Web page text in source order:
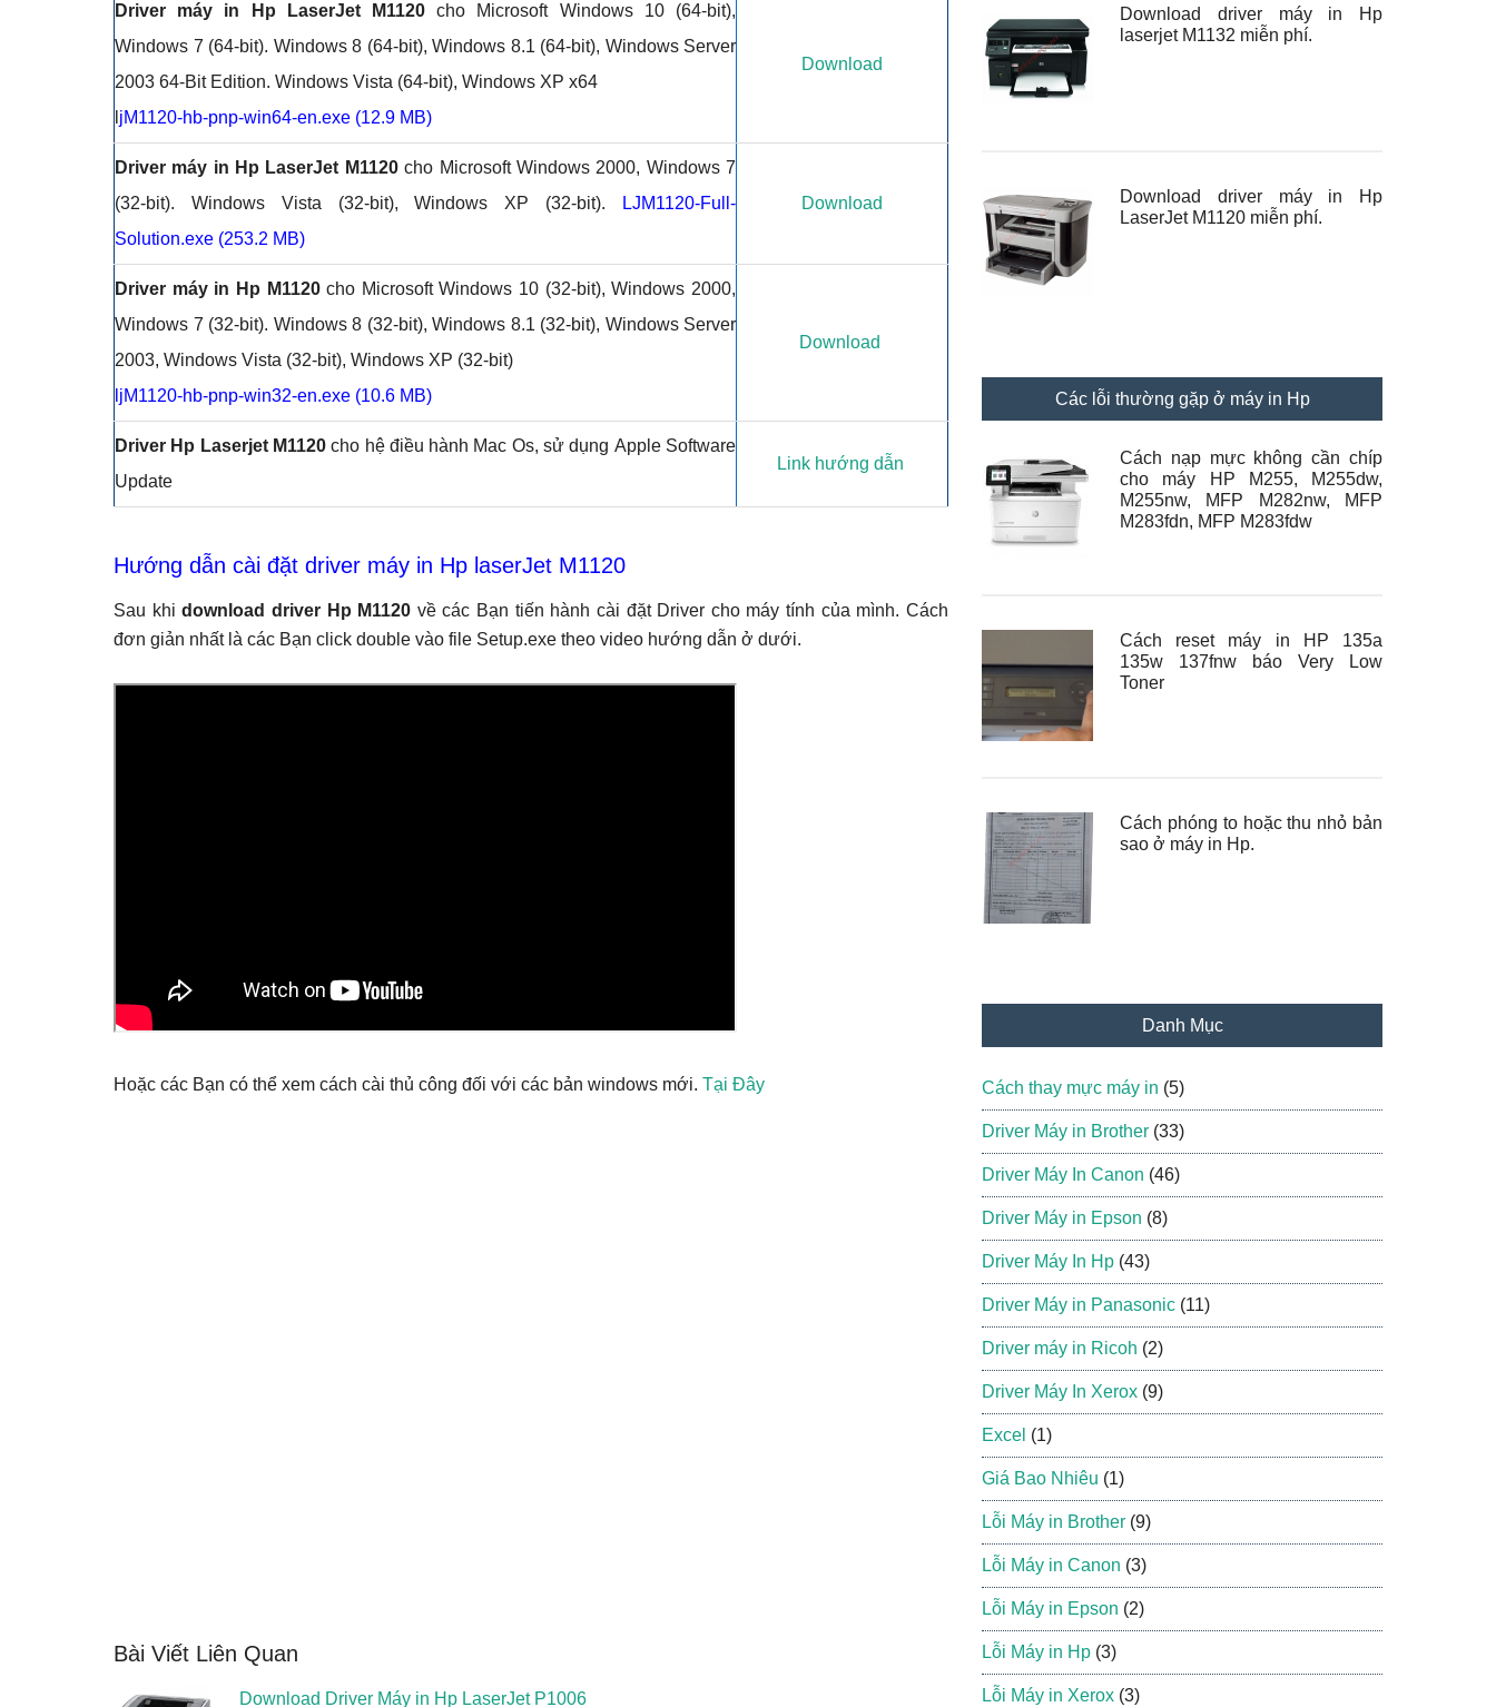
Driver máy in Hp LaserJet M1120 cho Microsoft Windows 10 (64-bit),
Windows 7 (64-bit). Windows 8 (64-bit), Windows 8.1 (64-bit), Windows Server
2003 64-Bit Edition. Windows Vista (64-bit), Windows XP x64
jM1120-hb-pnp-win64-en.exe (12.9 MB)
Download
Driver máy in Hp LaserJet M1120cho Microsoft Windows 2000, Windows 7
(32-bit). Windows Vista (32-bit), Windows XP (32-bit).
LJM1120-Full-
Solution.exe (253.2 MB)
Download
Driver máy in Hp M1120cho Microsoft Windows 10 (32-bit), Windows 2000,
Windows 7 (32-bit). Windows 8 (32-bit), Windows 8.1 (32-bit), Windows Server
2003, Windows Vista (32-bit), Windows XP (32-bit)
ljM1120-hb-pnp-win32-en.exe (10.6 MB)
Download
Driver Hp Laserjet M1120cho hệ điều hành Mac Os, sử dụng Apple Software
Update
Link hướng dẫn
Hướng dẫn cài đặt driver máy in Hp laserJet M1120
Sau khidownload driver Hp M1120 về các Bạn tiến hành cài đặt Driver cho máy tính của mình. Cách
đơn giản nhất là các Bạn click double vào file Setup.exe theo video hướng dẫn ở dưới.
Hoặc các Bạn có thể xem cách cài thủ công đối với các bản windows mới. Tại Đây
Bài Viết Liên Quan
Download Driver Máy in Hp LaserJet P1006
Download driver máy in Hp
laserjet M1132 miễn phí.
Download driver máy in Hp
LaserJet M1120 miễn phí.
Các lỗi thường gặp ở máy in Hp
Cách nạp mực không cần chíp
cho máy HP M255, M255dw,
M255nw, MFP M282nw, MFP
M283fdn, MFP M283fdw
Cách reset máy in HP 135a
135w 137fnw báo Very Low
Toner
Cách phóng to hoặc thu nhỏ bản
sao ở máy in Hp.
Danh Mục
Cách thay mực máy in (5)
Driver Máy in Brother (33)
Driver Máy In Canon (46)
Driver Máy in Epson (8)
Driver Máy In Hp (43)
Driver Máy in Panasonic (11)
Driver máy in Ricoh (2)
Driver Máy In Xerox (9)
Excel (1)
Giá Bao Nhiêu (1)
Lỗi Máy in Brother (9)
Lỗi Máy in Canon (3)
Lỗi Máy in Epson (2)
Lỗi Máy in Hp (3)
Lỗi Máy in Xerox (3)